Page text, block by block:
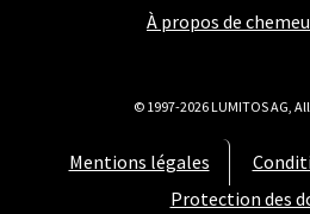
À propos de
Mentions légales
Protection des
© 1997-2026 LUMITOS AG,